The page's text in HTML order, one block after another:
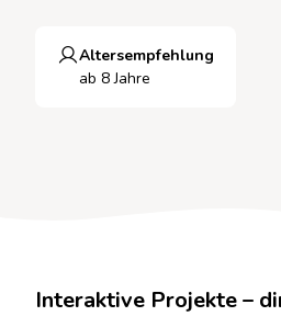
Altersempfehlung
ab 8 Jahre
Interaktive Projekte –